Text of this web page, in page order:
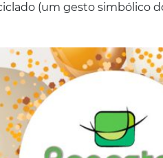
(um gesto simbólico